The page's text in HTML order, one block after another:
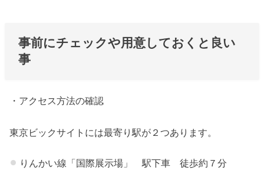
事前にチェックや用意しておくと良い
事
・アクセス方法の確認
東京ビックサイトには最寄り駅が２つあります。
りんかい線「国際展示場」 駅下車 徒歩約７分